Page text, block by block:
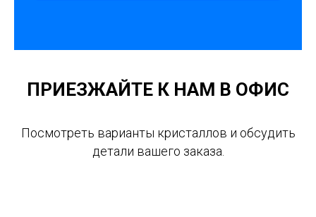
ПРИЕЗЖАЙТЕ К НАМ В ОФИС
Посмотреть варианты кристаллов и обсудить
детали вашего заказа.